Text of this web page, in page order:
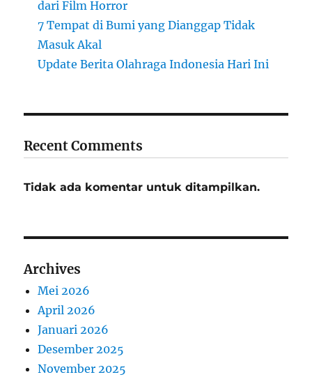
dari Film Horror
7 Tempat di Bumi yang Dianggap Tidak
Masuk Akal
Update Berita Olahraga Indonesia Hari Ini
Recent Comments
Tidak ada komentar untuk ditampilkan.
Archives
Mei 2026
April 2026
Januari 2026
Desember 2025
November 2025